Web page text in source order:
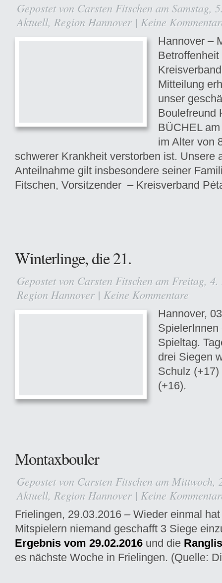
Gepostet von Carsten Fitschen am Samstag,
Aktuell, Region Hannover | Keine
Hannover –
Betroffenheit
Mitteilung
unser
Boulefreund
BÜCHEL
im Alter von
schwerer Krankheit verstorben ist. Unsere
Anteilnahme gilt insbesondere seiner
Fitschen, Vorsitzender – Kreisverband
Winterlinge, die 21.
Gepostet von Carsten Fitschen am Freitag,
Region Hannover | Keine Kommentare
Hannover,
Spieltag.
drei Siegen
Schulz
(+16).
Montaxbouler
Gepostet von Carsten Fitschen am Mittwoch,
Aktuell, Region Hannover | Keine
Frielingen, 29.03.2016 – Wieder einmal
Mitspielern niemand geschafft 3 Siege
Ergebnis vom 29.02.2016 und die
es nächste Woche in Frielingen. (Quelle: